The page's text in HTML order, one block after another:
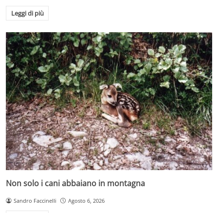
Leggi di più
Non solo i cani abbaiano in montagna
Sandro Faccinelli Agosto 6, 2026